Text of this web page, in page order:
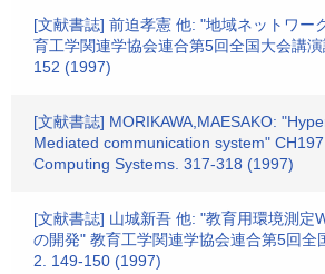
[文献書誌] 前迫孝憲 他: "地域ネットワー
育工学関連学協会連合第5回全国大会講
152 (1997)
[文献書誌] MORIKAWA,MAESAKO:
Mediated communication system"
Computing Systems. 317-318 (1997)
[文献書誌] 山城新吾 他: "教育用環境測定
の開発" 教育工学関連学協会連合第5回全
2. 149-150 (1997)